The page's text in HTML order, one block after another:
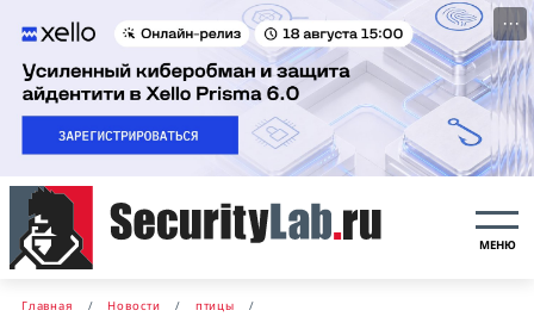
···
МЕНЮ
Главная Новости птицы